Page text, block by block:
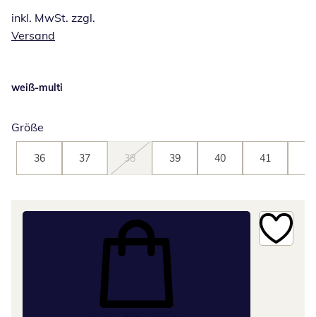
inkl. MwSt. zzgl.
Versand
weiß-multi
Größe
36 37 38 39 40 41